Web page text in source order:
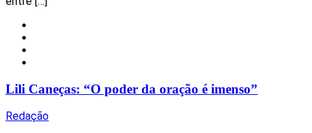
Lili Caneças: “O poder da oração é imenso”
Redação